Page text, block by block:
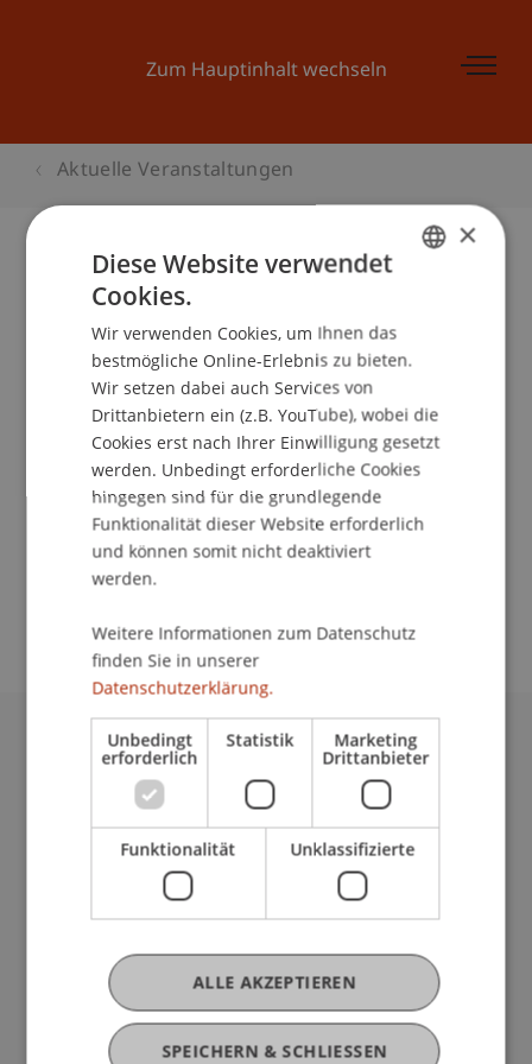
Zum Hauptinhalt wechseln
Aktuelle Veranstaltungen
Die zivilrechtliche Verantwortung
von Organen
School/Professur:
An-Institut Institute for Compliance and Quality
Veranstaltungsdetails
Universität Liechtenstein
Fürst-Franz-Josef-Strasse
Liechtenstein
T +423 265 11 11
Datenschutzerklärung
Disclaimer
Impressum
Fußzeile Subdomain-Verzeichnis
my.uni.li
×
Diese Website verwendet
Cookies.
Wir verwenden Cookies, um Ihnen das
bestmögliche Online-Erlebnis zu bieten.
Wir setzen dabei auch Services von
Drittanbietern ein (z.B. YouTube), wobei die
Cookies erst nach Ihrer Einwilligung gesetzt
werden. Unbedingt erforderliche Cookies
hingegen sind für die grundlegende
Funktionalität dieser Website erforderlich
und können somit nicht deaktiviert
werden.
Weitere Informationen zum Datenschutz
finden Sie in unserer
Datenschutzerklärung.
Unbedingt
erforderlich
Statistik Marketing
Drittanbieter
Funktionalität Unklassifizierte
SPEICHERN & SCHLIESSEN
ALLE AKZEPTIEREN